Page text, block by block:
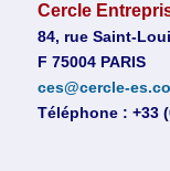
Cercle
84, rue Saint-
F 75004 PARIS
ces@cercle-
Téléphone : +33